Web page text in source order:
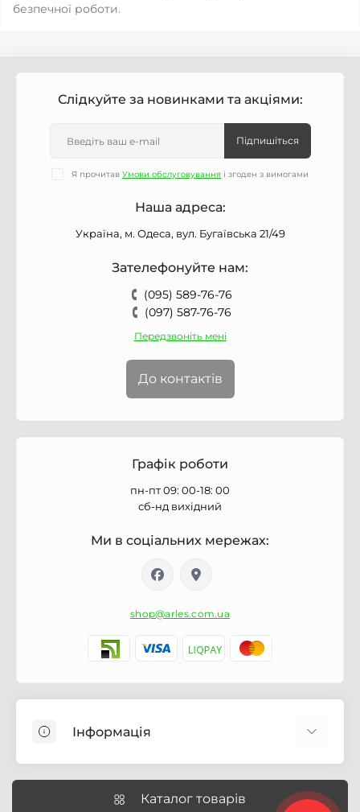
безпечної роботи.
Слідкуйте за новинками та акціями:
Підпишіться
Я прочитав Умови обслуговування і згоден з вимогами
Наша адреса:
Україна, м. Одеса, вул. Бугаївська 21/49
Зателефонуйте нам:
(095) 589-76-76
(097) 587-76-76
Передзвоніть мені
До контактів
Графік роботи
пн-пт 09: 00-18: 00
сб-нд вихідний
Ми в соціальних мережах:
shop@arles.com.ua
Інформація
Про магазин Arles.com.uaКаталог товарів